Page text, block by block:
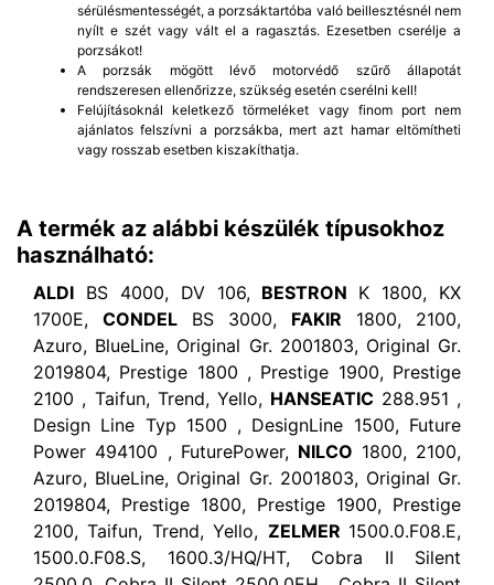
sérülésmentességét, a porzsáktartóba való beillesztésnél nem
nyílt e szét vagy vált el a ragasztás. Ezesetben cserélje a
porzsákot!
A porzsák mögött lévő motorvédő szűrő állapotát
rendszeresen ellenőrizze, szükség esetén cserélni kell!
Felújításoknál keletkező törmeléket vagy finom port nem
ajánlatos felszívni a porzsákba, mert azt hamar eltömítheti
vagy rosszab esetben kiszakíthatja.
A termék az alábbi készülék típusokhoz
használható:
ALDI BS 4000, DV 106, BESTRON K 1800, KX
1700E,CONDEL BS 3000, FAKIR 1800, 2100,
Azuro, BlueLine, Original Gr. 2001803, Original Gr.
2019804, Prestige 1800 , Prestige 1900, Prestige
2100 , Taifun, Trend, Yello, HANSEATIC 288.951 ,
Design Line Typ 1500 , DesignLine 1500, Future
Power 494100 , FuturePower, NILCO 1800, 2100,
Azuro, BlueLine, Original Gr. 2001803, Original Gr.
2019804, Prestige 1800, Prestige 1900, Prestige
2100, Taifun, Trend, Yello, ZELMER 1500.0.F08.E,
1500.0.F08.S, 1600.3/HQ/HT, Cobra II Silent